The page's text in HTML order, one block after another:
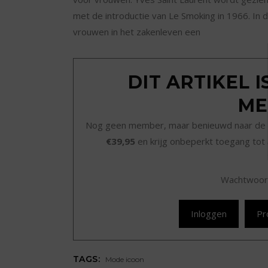
met de introductie van Le Smoking in 1966. In
vrouwen in het zakenleven een
DIT ARTIKEL
Nog geen member, maar benieuwd naar de
€39,95 en krijg onbeperkt toegang tot
Inloggen
TAGS: Mode icoon